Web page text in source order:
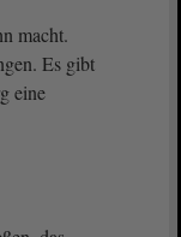
macht.
Es gibt
eine